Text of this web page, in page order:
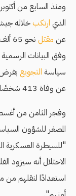
الذي ارتكبخلاله
عن مقتل
وفق البيانات
سياسة التجويع
عن وفاة 413 شخصًا بينهم 143 طفلًا نتيجة المجاعة.
وفجر الثامن من
المصغر للشؤون
"للسيطرة العسكرية
الاحتلال أنه سيزود
استعدادًا لنقلهم من